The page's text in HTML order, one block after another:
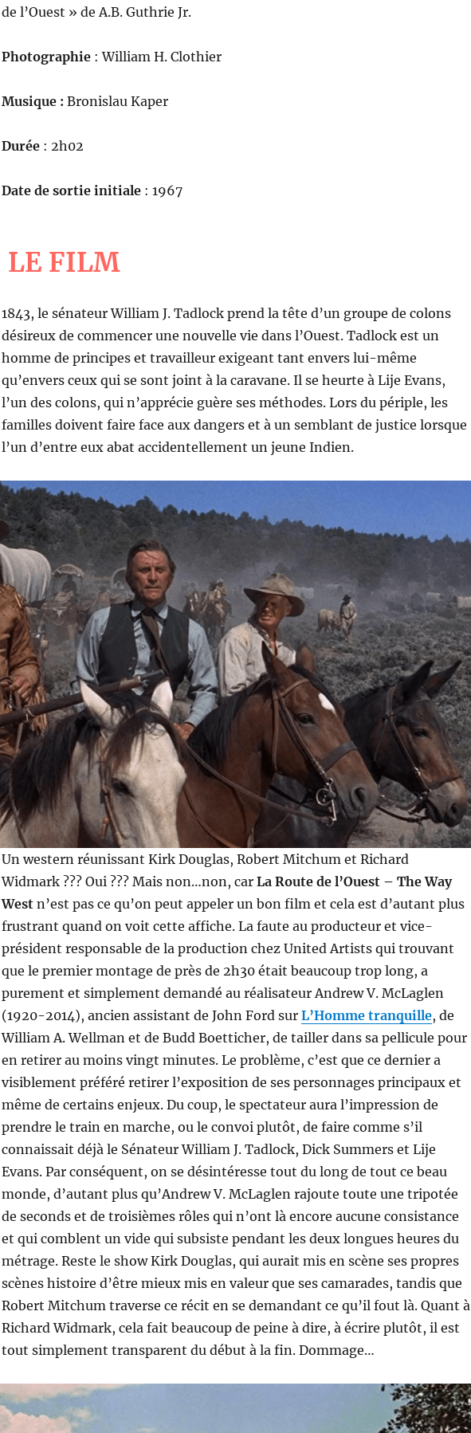
de l’Ouest » de A.B. Guthrie Jr.
Photographie: William H. Clothier
Musique : Bronislau Kaper
Durée: 2h02
Date de sortie initiale: 1967
LE FILM
1843, le sénateur William J. Tadlock prend la tête d’un groupe de colons
désireux de commencer une nouvelle vie dans l’Ouest. Tadlock est un
homme de principes et travailleur exigeant tant envers lui-même
qu’envers ceux qui se sont joint à la caravane. Il se heurte à Lije Evans,
l’un des colons, qui n’apprécie guère ses méthodes. Lors du périple, les
familles doivent faire face aux dangers et à un semblant de justice lorsque
l’un d’entre eux abat accidentellement un jeune Indien.
Un western réunissant Kirk Douglas, Robert Mitchum et Richard
Widmark ??? Oui ??? Mais non…non, car La Route de l’Ouest – The Way
Westn’est pas ce qu’on peut appeler un bon film et cela est d’autant plus
frustrant quand on voit cette affiche. La faute au producteur et vice-
président responsable de la production chez United Artists qui trouvant
que le premier montage de près de 2h30 était beaucoup trop long, a
purement et simplement demandé au réalisateur Andrew V. McLaglen
(1920-2014), ancien assistant de John Ford sur L’Homme tranquille, de
William A. Wellman et de Budd Boetticher, de tailler dans sa pellicule pour
en retirer au moins vingt minutes. Le problème, c’est que ce dernier a
visiblement préféré retirer l’exposition de ses personnages principaux et
même de certains enjeux. Du coup, le spectateur aura l’impression de
prendre le train en marche, ou le convoi plutôt, de faire comme s’il
connaissait déjà le Sénateur William J. Tadlock, Dick Summers et Lije
Evans. Par conséquent, on se désintéresse tout du long de tout ce beau
monde, d’autant plus qu’Andrew V. McLaglen rajoute toute une tripotée
de seconds et de troisièmes rôles qui n’ont là encore aucune consistance
et qui comblent un vide qui subsiste pendant les deux longues heures du
métrage. Reste le show Kirk Douglas, qui aurait mis en scène ses propres
scènes histoire d’être mieux mis en valeur que ses camarades, tandis que
Robert Mitchum traverse ce récit en se demandant ce qu’il fout là. Quant à
Richard Widmark, cela fait beaucoup de peine à dire, à écrire plutôt, il est
tout simplement transparent du début à la fin. Dommage…